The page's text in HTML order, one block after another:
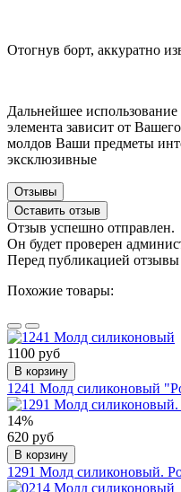
Отогнув борт, аккуратно
Дальнейшее
элемента зависит от
молдов Ваши предметы
эксклюзивные
Отзывы
Оставить отзыв
Отзыв успешно отправлен.
Он будет проверен
Перед публикацией
Похожие товары:
1100 руб
В корзину
1241 Молд силиконовый
14%
620 руб
В корзину
1291 Молд силиконовый.